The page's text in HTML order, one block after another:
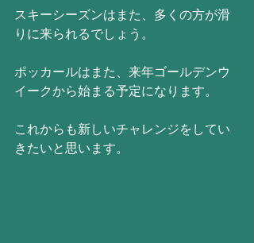
スキーシーズンはまた、多くの方が滑
りに来られるでしょう。
ポッカールはまた、来年ゴールデンウ
イークから始まる予定になります。
これからも新しいチャレンジをしてい
きたいと思います。